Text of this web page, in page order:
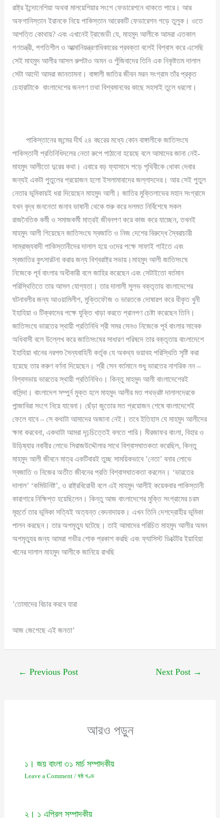
রাষ্ট্র ইন্দোনেশিয়া অথবা মালয়েশিয়ার সংগে ফেডারেশনে থাকতে পারে। আর
অফগানিস্তান ইরানকে নিয়ে পাকিস্তান আরেকটি ফেডারেশন গড়ে তুলুক। ওতে
আপত্তি কোথায়? এবং এখানেই ট্রাজেডী যে, মাহমুদ আলীকে আমরা এতকাল
গণতন্ত্রী, পগতিশীল ও আত্মানিয়ন্ত্রণাধিকারের প্রবক্তা বলেই বিশ্বাস করে এসেছি
সেই মাহমুদ আলীর আসল রুপটাও অমন ও পুঁজিবাদের তিনি এক নিকৃষ্টতম দালাল
সেটা আদৌ আমরা জানতামনা। বাঙ্গালী জাতির জীবন মরন সংগ্রাম তাঁর প্রকৃত
চেহারাটাকে বাংলাদেশের জনগণ তথা বিশ্বমানবের কাছে সহসাই তুলে ধরলো।
পাকিস্তানের জন্মের দীর্ঘ ২৪ বছরের মধ্যে কোন বাঙ্গালীকে জাতিসংঘে
পাকিস্তানী প্রতিনিধিদলের নেতা রুপে পাঠানো হয়েছে বলে আমাদের জানা নেই-
মাহমুদ আলীতো দুরের কথা। এবারে বড় ফ্যাসাদে পড়ে পৃথিবীকে ধোকা দেবার
জন্যই একটা পুতুলের প্রয়োজন হলো ইসলামাবাদের জল্লাদদের। আর সেই পুতুল
নেতার ভূমিকায়ই ধরা দিয়েছেন মাহমুদ আলী। জাতির মুক্তিলাভের মহান সংগ্রামে
যখন বৃদ্ধ জননেতা জনাব ভাষানী থেকে শুরু করে দলমত নির্বিশেষে সকল
রাজনৈতিক কর্মী ও সমাজকর্মী মাত্রই জীবনপণ করে কাজ করে যাচ্ছেন, তখনই
মাহমুদ আলী গিয়েছেন জাতিসংঘে স্বজাতি ও নিজ দেশের বিরুদ্ধে স্বৈরাচারী
সাম্রাজ্যবাদী পাকিস্তানীদের দালাল হয়ে ওদের পক্ষে সাফাই গাইতে এবং
স্বজাতির কুৎসারটনা করার জন্য বিশ্বরাষ্ট্র সভায়।মাহমুদ আলী জাতিসংঘে
নিজেকে পূর্ব বাংলার অধীকারী বলে জাহির করেছেন এবং সেটাইতো বর্তমান
পরিস্থিতিতে তার আসল যোগ্যতা। তার দালালী সুলভ বক্তৃতায় বাংলাদেশের
ঘটনাবলীর জন্য আওয়ামিলীগ, মুক্তিফৌজ ও ভারতকে দোষারপ করে ধীকৃত খুনী
ইহাহিয়া ও টিক্কাদের পক্ষে যুক্তি খাড়া করতে প্রানপণ চেষ্টা করেছেন তিনি।
জাতিসংঘে ভারতের স্থায়ী প্রতিনিধি শ্রী সমর সেনও নিজেকে পূর্ব বাংলার সাবেক
অধিবাসী বলে উল্লেখ করে জাতিসংঘের সাধারণ পরিষদে তার বক্তৃতায় বাংলাদেশে
ইহাহিয়া খানের নরপশু সৈন্যবাহিনী কর্তৃক যে অকথ্য ভয়াবহ পরিস্থিতি সৃষ্টি করা
হয়েছে তার করুণ বর্ণনা দিয়েছেন। শ্রী সেন বর্তমানে শুধু ভারতের নাগরিক নন –
বিশ্বসভায় ভারতের স্থায়ী প্রতিনিধিও। কিন্তু মাহমুদ আলী বাংলাদেশেরই
বাসিন্দা। বাংলাদেশ সম্পুর্ন মুক্ত হলে মাহমুদ আলীর মত পথভ্রষ্ট দালালদেরকে
পান্জাবিরা সংগে নিয়ে যাবেনা। ছেঁড়া জুতোর মত প্রয়োজন শেষে বাংলাদেশেই
ফেলে যাবে – সে কথাটা আমাদের অজানা নেই। তবে ইতিহাস যে মাহমুদ আলীদের
ক্ষমা করবেনা, একথাটা আমরা দৃঢ়চিত্তেই বলতে পারি। মীরজাফর বাংলা, বিহার ও
উড়িষ্যার নবাবীর লোভে সিরাজউদ্দৌলার সাথে বিশ্বাসঘাতকতা করেছিল, কিন্তু
মাহমুদ আলী জীবনে মাত্র একটিবারই তুচ্ছ সাময়িকভাবে ’নেতা’ বনার লোভে
স্বজাতি ও নিজের অতীত জীবনের প্রতি বিশ্বাসঘাতকতা করলেন। ‘ভারতের
দালাল’ ‘কমিউনিষ্ট’, ও রাষ্ট্রবিরোধী বলে এই মাহমুদ আলীই কয়েকবার পাকিস্তানী
কারাগারে নিক্ষিপ্ত হয়েছিলেন। কিন্তু আজ বাংলাদেশের মুক্তি সংগ্রামের চরম
মূহুর্তে তার ভূমিকা সত্যিই অত্যন্ত বেদনাদায়ক। এখন তিনি দেশদ্রোহীর ভূমিকা
পালন করছেন। তার অপমৃত্যু ঘটেছে। তাই আমাদের পরিচিত মাহমুদ আলীর অমন
অপমৃত্যুর জন্য আমরা গভীর শোক প্রকাশ করছি এবং ফ্যাসিস্ট ডিক্টেটর ইয়াহিয়া
খানের দালাল মাহমুদ আলীকে জানিয়ে রাখছি
’তোমাদের বিচার করবে যারা
আজ জেগেছে এই জনতা’
← Previous Post Next Post →
আরও পড়ুন
১। জয় বাংলা ৩১ মার্চ সম্পাদকীয়
Leave a Comment / ষষ্ঠ খণ্ড
২। ১ এপ্রিল সম্পাদকীয়